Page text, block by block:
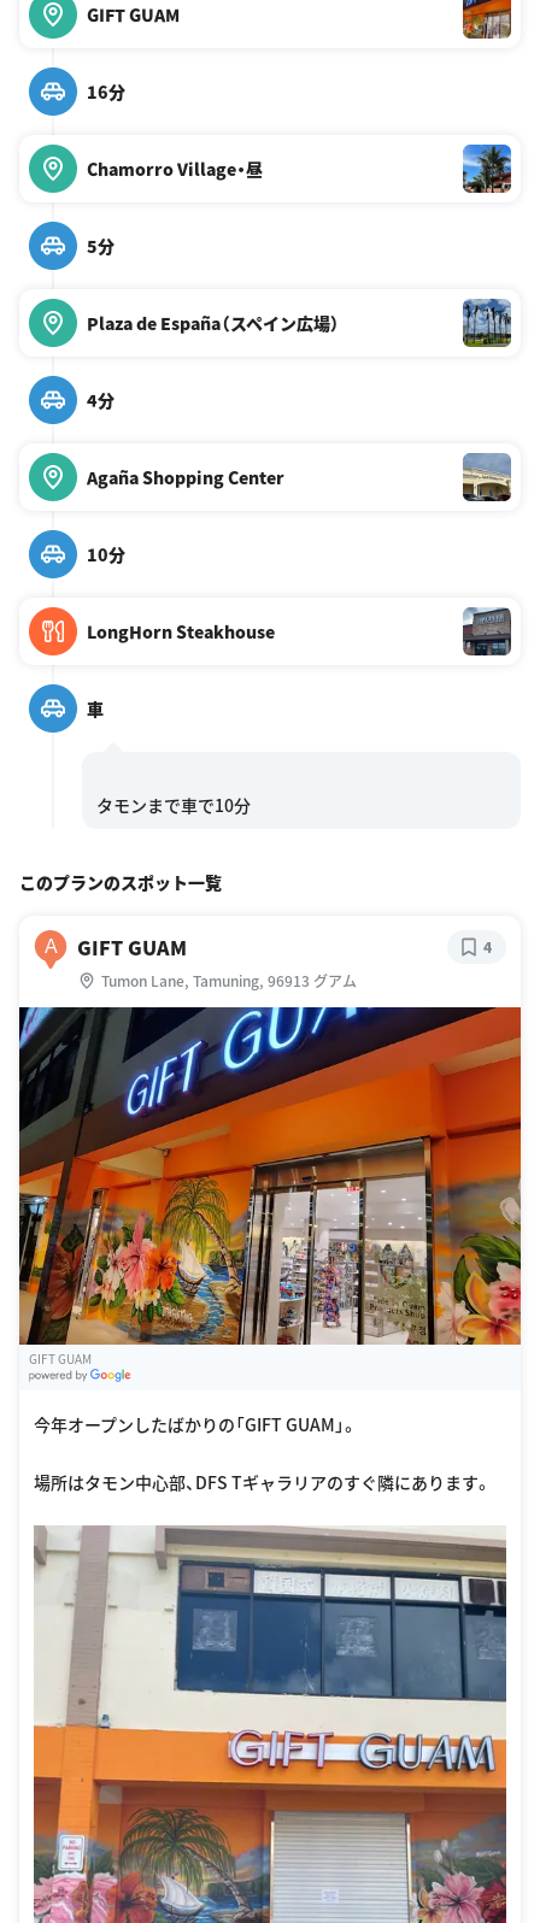
GIFT GUAM
16分
Chamorro Village・昼
5分
Plaza de España（スペイン広場）
4分
Agaña Shopping Center
10分
LongHorn Steakhouse
車
このプランのスポット一覧
A GIFT GUAM
Tumon Lane, Tamuning, 96913 グアム
4
GIFT GUAM
今年オープンしたばかりの「GIFT GUAM」。
場所はタモン中心部、DFS Tギャラリアのすぐ隣にあります。